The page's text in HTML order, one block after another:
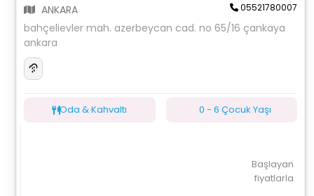
ANKARA 05521780007
bahçelievler mah. azerbeycan cad. no 65/16 çankaya
ankara
Oda & Kahvaltı 0 - 6 Çocuk Yaşı
Başlayan
fiyatlarla